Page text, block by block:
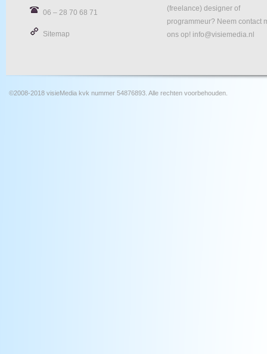
06 – 28 70 68 71
Sitemap
(freelance) designer of
programmeur? Neem contact
ons op! info@visiemedia.nl
©2008-2018 visieMedia kvk nummer 54876893. Alle rechten voorbehouden.